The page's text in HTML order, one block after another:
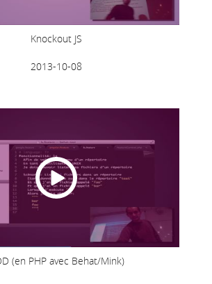
Knockout JS
2013-10-08
(en PHP avec Behat/Mink)